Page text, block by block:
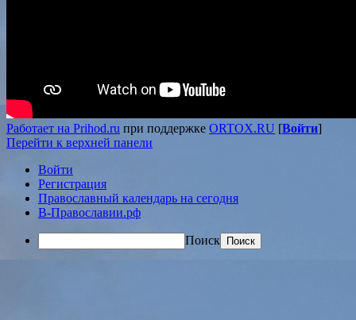
Работает на Prihod.ru при поддержке ORTOX.RU [Войти]
Перейти к верхней панели
Войти
Регистрация
Православный календарь на сегодня
В-Православии.рф
Поиск